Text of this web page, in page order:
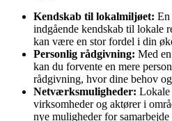
Kendskab til lokalmiljøet: En
indgående kendskab til lokale
kan være en stor fordel i din
Personlig rådgivning: Med
kan du forvente en mere
rådgivning, hvor dine behov
Netværksmuligheder: Lokale
virksomheder og aktører i
nye muligheder for